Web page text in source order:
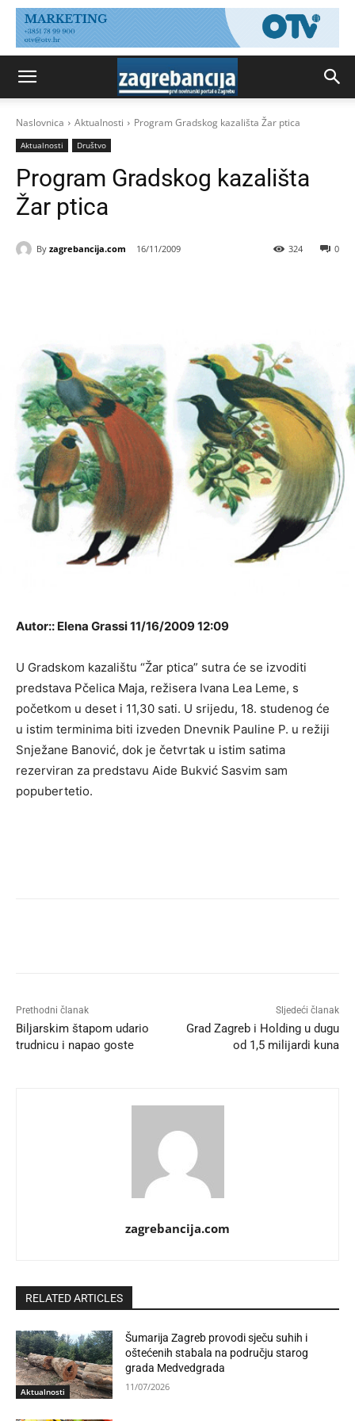
Naslovnica Aktualnosti Program Gradskog kazališta Žar ptica
Aktualnosti Društvo
Program Gradskog kazališta
Žar ptica
By zagrebancija.com 16/11/2009 0
324
Autor:: Elena Grassi 11/16/2009 12:09
U Gradskom kazalištu “Žar ptica” sutra će se izvoditi
predstava Pčelica Maja, režisera Ivana Lea Leme, s
početkom u deset i 11,30 sati. U srijedu, 18. studenog će
u istim terminima biti izveden Dnevnik Pauline P. u režiji
Snježane Banović, dok je četvrtak u istim satima
rezerviran za predstavu Aide Bukvić Sasvim sam
popubertetio.
Prethodni članak
Biljarskim štapom udario
trudnicu i napao goste
Sljedeći članak
Grad Zagreb i Holding u dugu
od 1,5 milijardi kuna
zagrebancija.com
RELATED ARTICLES
Aktualnosti
Šumarija Zagreb provodi sječu suhih i
oštećenih stabala na području starog
grada Medvedgrada
11/07/2026